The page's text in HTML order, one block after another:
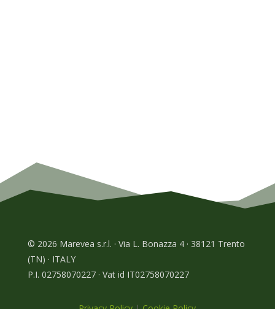
© 2026 Marevea s.r.l. · Via L. Bonazza 4 · 38121 Trento
(TN) · ITALY
P.I. 02758070227 · Vat id IT02758070227